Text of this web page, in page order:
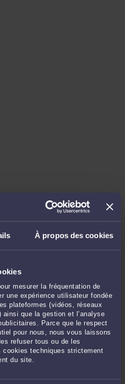
À propos des cookies
mesurer la fréquentation de
une expérience utilisateur fondée
plateformes (vidéos, réseaux
que la gestion et l’analyse
Parce que le respect
pour nous, nous vous laissons
refuser tous ou de les
cookies techniques strictement
du site.